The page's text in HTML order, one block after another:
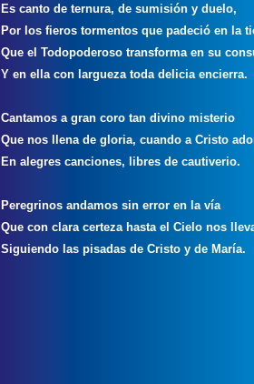
Es canto de ternura, de sumisión y duelo,
Por los fieros tormentos que padeció en la
Que el Todopoderoso transforma en su
Y en ella con largueza toda delicia encierra.
Cantamos a gran coro tan divino misterio
Que nos llena de gloria, cuando a Cristo
En alegres canciones, libres de cautiverio.
Peregrinos andamos sin error en la vía
Que con clara certeza hasta el Cielo nos
Siguiendo las pisadas de Cristo y de María.